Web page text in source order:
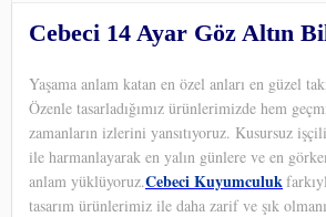
Cebeci 14 Ayar Göz Altın
Yaşama anlam katan en özel anları en güzel
Özenle tasarladığımız ürünlerimizde hem
zamanların izlerini yansıtıyoruz. Kusursuz
ile harmanlayarak en yalın günlere ve en
anlam yüklüyoruz.Cebeci Kuyumculuk
tasarım ürünlerimiz ile daha zarif ve şık